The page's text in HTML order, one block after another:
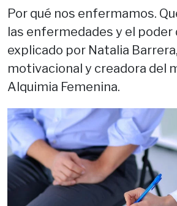
Por qué nos enfermamos.
las enfermedades y el poder
explicado por Natalia
motivacional y creadora del
Alquimia Femenina.